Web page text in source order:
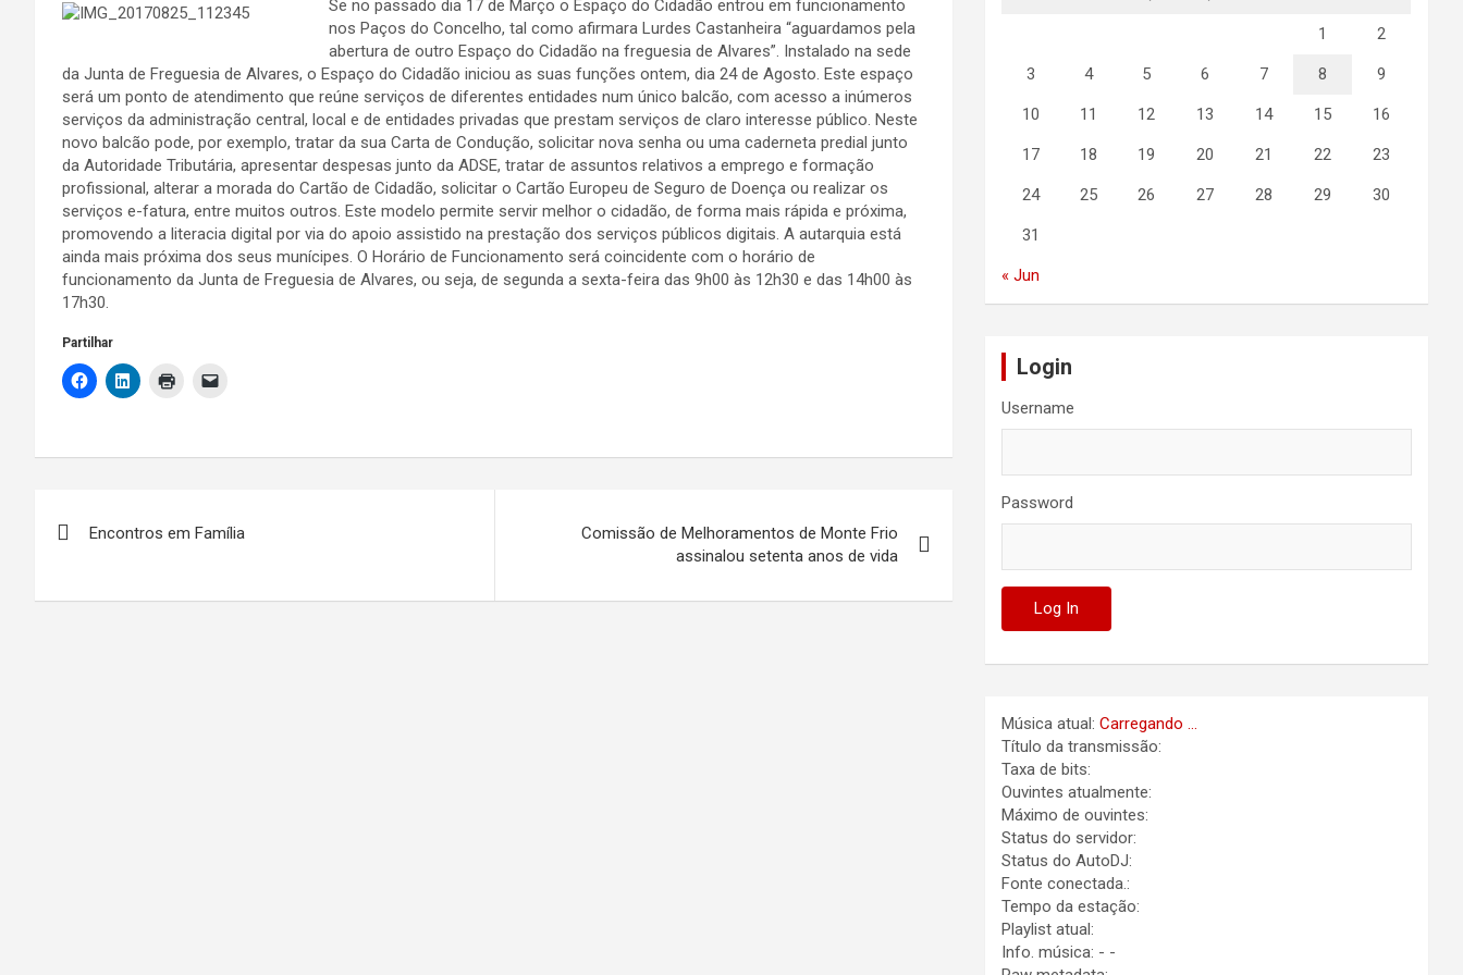
Se no passado dia 17 de Março o Espaço do Cidadão entrou em funcionamento
nos Paços do Concelho, tal como afirmara Lurdes Castanheira “aguardamos pela
abertura de outro Espaço do Cidadão na freguesia de Alvares”. Instalado na sede
da Junta de Freguesia de Alvares, o Espaço do Cidadão iniciou as suas funções ontem, dia 24 de Agosto. Este espaço
será um ponto de atendimento que reúne serviços de diferentes entidades num único balcão, com acesso a inúmeros
serviços da administração central, local e de entidades privadas que prestam serviços de claro interesse público. Neste
novo balcão pode, por exemplo, tratar da sua Carta de Condução, solicitar nova senha ou uma caderneta predial junto
da Autoridade Tributária, apresentar despesas junto da ADSE, tratar de assuntos relativos a emprego e formação
profissional, alterar a morada do Cartão de Cidadão, solicitar o Cartão Europeu de Seguro de Doença ou realizar os
serviços e-fatura, entre muitos outros. Este modelo permite servir melhor o cidadão, de forma mais rápida e próxima,
promovendo a literacia digital por via do apoio assistido na prestação dos serviços públicos digitais. A autarquia está
ainda mais próxima dos seus munícipes. O Horário de Funcionamento será coincidente com o horário de
funcionamento da Junta de Freguesia de Alvares, ou seja, de segunda a sexta-feira das 9h00 às 12h30 e das 14h00 às
17h30.
Partilhar
artigos
Encontros em Família
Comissão de Melhoramentos de Monte Frio
assinalou setenta anos de vida
1 2
3 4 5 6 7 8 9
10 11 12 13 14 15 16
17 18 19 20 21 22 23
24 25 26 27 28 29 30
31
« Jun
Login
Username
Password
Música atual:Carregando ...
Título da transmissão:
Taxa de bits:
Ouvintes atualmente:
Máximo de ouvintes:
Status do servidor:
Status do AutoDJ:
Fonte conectada.:
Tempo da estação:
Playlist atual:
Info. música: - -